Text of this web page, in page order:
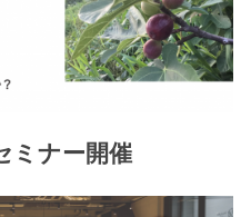
ミナー開催